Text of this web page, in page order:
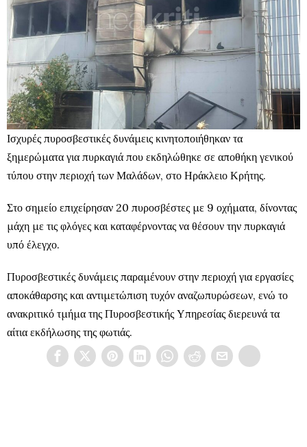
Ισχυρές πυροσβεστικές δυνάμεις κινητοποιήθηκαν τα
ξημερώματα για πυρκαγιά που εκδηλώθηκε σε αποθήκη γενικού
τύπου στην περιοχή των Μαλάδων, στο Ηράκλειο Κρήτης.
Στο σημείο επιχείρησαν 20 πυροσβέστες με 9 οχήματα, δίνοντας
μάχη με τις φλόγες και καταφέρνοντας να θέσουν την πυρκαγιά
υπό έλεγχο.
Πυροσβεστικές δυνάμεις παραμένουν στην περιοχή για εργασίες
αποκάθαρσης και αντιμετώπιση τυχόν αναζωπυρώσεων, ενώ το
ανακριτικό τμήμα της Πυροσβεστικής Υπηρεσίας διερευνά τα
αίτια εκδήλωσης της φωτιάς.